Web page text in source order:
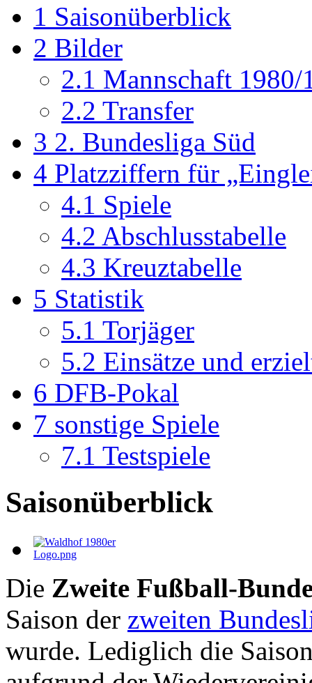
1 Saisonüberblick
2 Bilder
2.1 Mannschaft 1980/
2.2 Transfer
3 2. Bundesliga Süd
4 Platzziffern für
4.1 Spiele
4.2 Abschlusstabelle
4.3 Kreuztabelle
5 Statistik
5.1 Torjäger
5.2 Einsätze und
6 DFB-Pokal
7 sonstige Spiele
7.1 Testspiele
Saisonüberblick
Die Zweite Fußball-
Saison der zweiten
wurde. Lediglich die